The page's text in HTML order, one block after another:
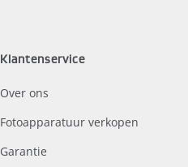
Klantenservice
Over ons
Fotoapparatuur verkopen
Garantie